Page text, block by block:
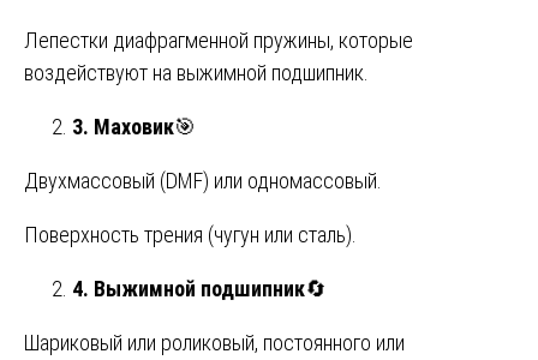
Лепестки диафрагменной пружины, которые
воздействуют на выжимной подшипник.
3. Маховик🎯
Двухмассовый (DMF) или одномассовый.
Поверхность трения (чугун или сталь).
4. Выжимной подшипник🔄
Шариковый или роликовый, постоянного или